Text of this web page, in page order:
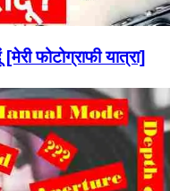
फोटोग्राफी यात्रा]